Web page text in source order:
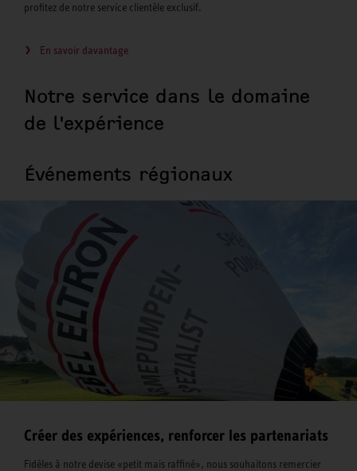
profitez de notre service clientèle exclusif.
En savoir davantage
Notre service dans le domaine
de l'expérience
Événements régionaux
Créer des expériences, renforcer les partenariats
Fidèles à notre devise «petit mais raffiné», nous souhaitons remercier